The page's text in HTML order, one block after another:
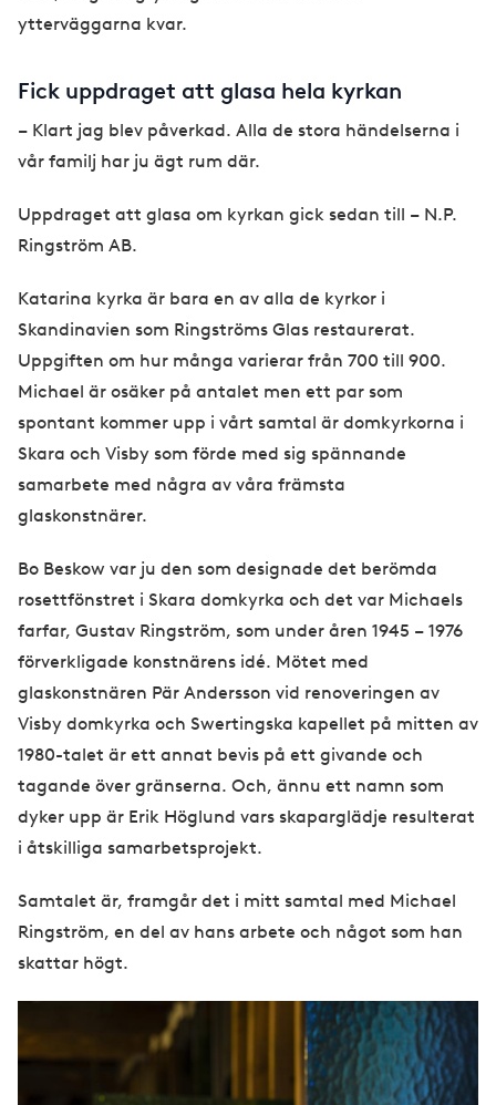
ytterväggarna kvar.
Fick uppdraget att glasa hela kyrkan
– Klart jag blev påverkad. Alla de stora händelserna i
vår familj har ju ägt rum där.
Uppdraget att glasa om kyrkan gick sedan till – N.P.
Ringström AB.
Katarina kyrka är bara en av alla de kyrkor i
Skandinavien som Ringströms Glas restaurerat.
Uppgiften om hur många varierar från 700 till 900.
Michael är osäker på antalet men ett par som
spontant kommer upp i vårt samtal är domkyrkorna i
Skara och Visby som förde med sig spännande
samarbete med några av våra främsta
glaskonstnärer.
Bo Beskow var ju den som designade det berömda
rosettfönstret i Skara domkyrka och det var Michaels
farfar, Gustav Ringström, som under åren 1945 – 1976
förverkligade konstnärens idé. Mötet med
glaskonstnären Pär Andersson vid renoveringen av
Visby domkyrka och Swertingska kapellet på mitten av
1980-talet är ett annat bevis på ett givande och
tagande över gränserna. Och, ännu ett namn som
dyker upp är Erik Höglund vars skaparglädje resulterat
i åtskilliga samarbetsprojekt.
Samtalet är, framgår det i mitt samtal med Michael
Ringström, en del av hans arbete och något som han
skattar högt.